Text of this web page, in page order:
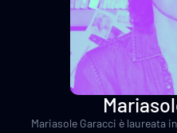
Mariasole Garacci è laureata